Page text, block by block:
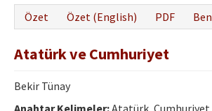
Hakkında
Yayın Politikası
Dergi Kurulları
Özet Özet (English) PDF
Atatürk ve Cumhuriyet
Bekir Tünay